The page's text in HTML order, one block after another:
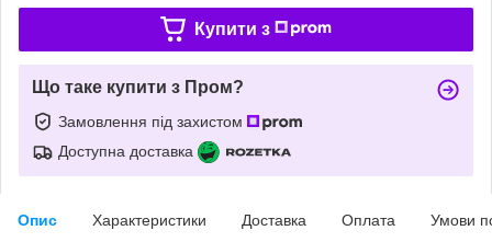
Купити з
Що таке купити з Пром?
Замовлення під захистом
Доступна доставка
Опис Характеристики Доставка Оплата Умови